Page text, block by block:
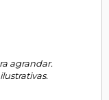
agrandar.